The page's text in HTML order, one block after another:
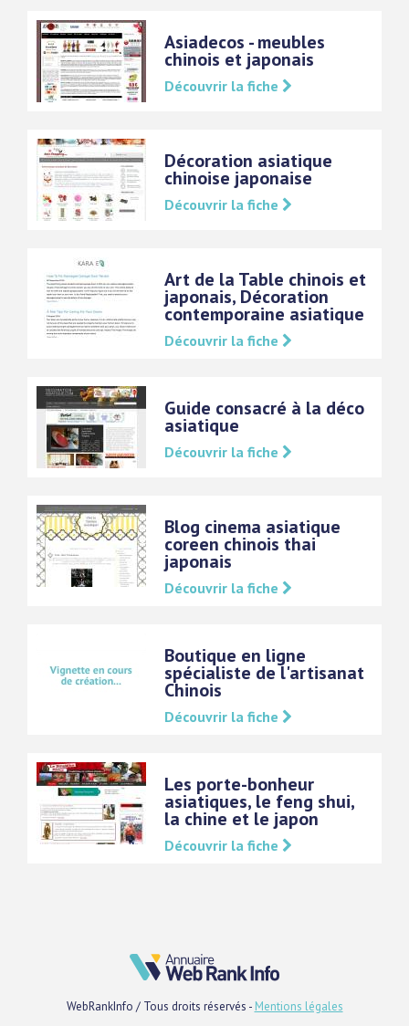
Asiadecos - meubles
chinois et japonais
Découvrir la fiche
Décoration asiatique
chinoise japonaise
Découvrir la fiche
Art de la Table chinois et
japonais, Décoration
contemporaine asiatique
Découvrir la fiche
Guide consacré à la déco
asiatique
Découvrir la fiche
Blog cinema asiatique
coreen chinois thai
japonais
Découvrir la fiche
Boutique en ligne
spécialiste de l'artisanat
Chinois
Découvrir la fiche
Les porte-bonheur
asiatiques, le feng shui,
la chine et le japon
Découvrir la fiche
WebRankInfo / Tous droits réservés - Mentions légales